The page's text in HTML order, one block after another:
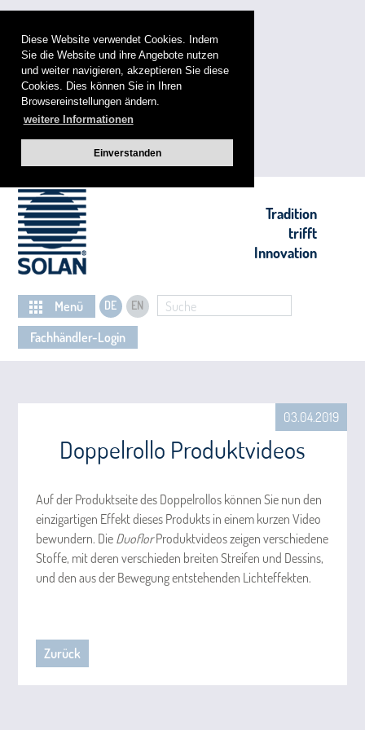
Diese Website verwendet Cookies. Indem
Sie die Website und ihre Angebote nutzen
und weiter navigieren, akzeptieren Sie diese
Cookies. Dies können Sie in Ihren
Browsereinstellungen ändern.
weitere Informationen
Einverstanden
Tradition
trifft
Innovation
Menü DE EN
Suche
Fachhändler-Login
Doppelrollo Produktvideos
03.04.2019
Auf der Produktseite des Doppelrollos können Sie nun den
einzigartigen Effekt dieses Produkts in einem kurzen Video
bewundern. Die DuoflorProduktvideos zeigen verschiedene
Stoffe, mit deren verschieden breiten Streifen und Dessins,
und den aus der Bewegung entstehenden Lichteffekten.
Zurück